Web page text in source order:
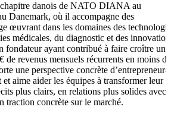
danois de NATO DIANA au
Danemark, où il accompagne des
œuvrant dans les domaines des
médicales, du diagnostic et des
fondateur ayant contribué à faire croître une
de revenus mensuels récurrents en moins de
une perspective concrète d’entrepreneur-
et aime aider les équipes à transformer leur
plus clairs, en relations plus solides avec
traction concrète sur le marché.